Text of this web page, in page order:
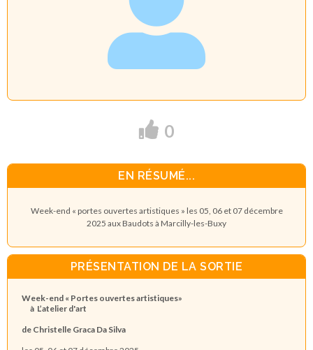
0
EN RÉSUMÉ...
Week-end « portes ouvertes artistiques » les 05, 06 et 07 décembre
2025 aux Baudots à Marcilly-les-Buxy
PRÉSENTATION DE LA SORTIE
Week-end « Portes ouvertes artistiques»
à L’atelier d'art
de Christelle Graca Da Silva